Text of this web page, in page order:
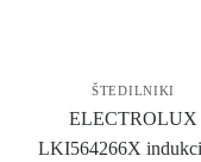
ŠTEDILNIKI
ELECTROLUX
LKI564266X